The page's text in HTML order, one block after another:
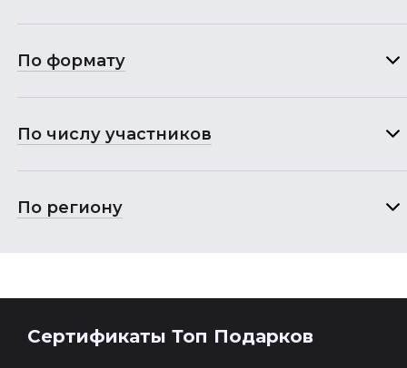
По формату
По числу участников
По региону
Сертификаты Топ Подарков